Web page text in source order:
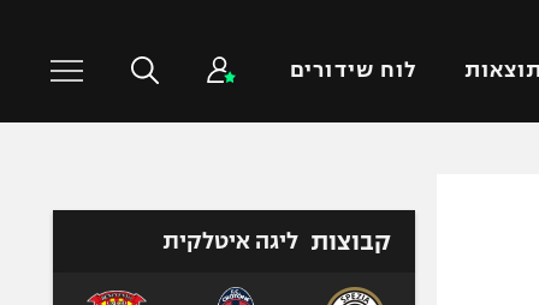
תוצאות לוח שידורים
טניס
קבוצות ליגה איטלקית